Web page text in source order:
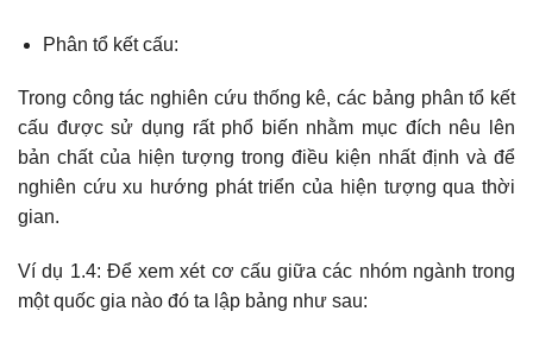
Phân tổ kết cấu:
Trong công tác nghiên cứu thống kê, các bảng phân tổ kết
cấu được sử dụng rất phổ biến nhằm mục đích nêu lên
bản chất của hiện tượng trong điều kiện nhất định và để
nghiên cứu xu hướng phát triển của hiện tượng qua thời
gian.
Ví dụ 1.4: Để xem xét cơ cấu giữa các nhóm ngành trong
một quốc gia nào đó ta lập bảng như sau: